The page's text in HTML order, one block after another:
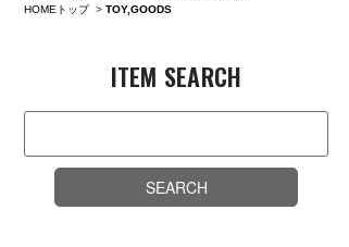
HOMEトップ > TOY,GOODS
ITEM SEARCH